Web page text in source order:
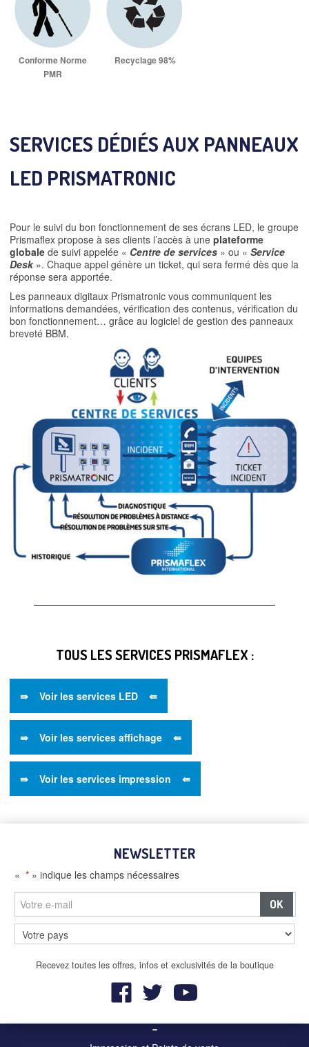
Conforme Norme
PMR
Recyclage 98%
SERVICES DÉDIÉS AUX PANNEAUX
LED PRISMATRONIC
Pour le suivi du bon fonctionnement de ses écrans LED, le groupe
Prismaflex propose à ses clients l’accès à une plateforme
globale de suivi appelée « Centre de services » ou « Service
Desk». Chaque appel génère un ticket, qui sera fermé dès que la
réponse sera apportée.
Les panneaux digitaux Prismatronic vous communiquent les
informations demandées, vérification des contenus, vérification du
bon fonctionnement… grâce au logiciel de gestion des panneaux
breveté BBM.
TOUS LES SERVICES PRISMAFLEX :
⇛ Voir les services LED ⇚
⇛ Voir les services affichage ⇚
⇛ Voir les services impression ⇚
NEWSLETTER
« *» indique les champs nécessaires
Recevez toutes les offres, infos et exclusivités de la boutique
–
Panneaux et écrans digitaux
Mobilier urbain et affichage
–